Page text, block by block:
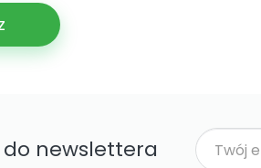
do newslettera